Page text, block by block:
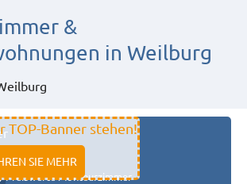
&
in Weilburg
TOP-Banner stehen!
SIE MEHR
11333 fulda
Preiswerte Monteurzimmer